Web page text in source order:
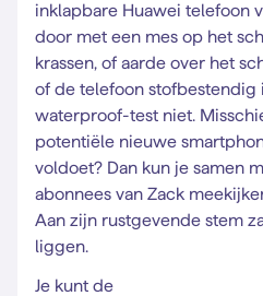
inklapbare Huawei telefoon
door met een mes op het
krassen, of aarde over het
of de telefoon stofbestendig
waterproof-test niet.
potentiële nieuwe
voldoet? Dan kun je samen
abonnees van Zack
Aan zijn rustgevende stem
liggen.
Je kunt de